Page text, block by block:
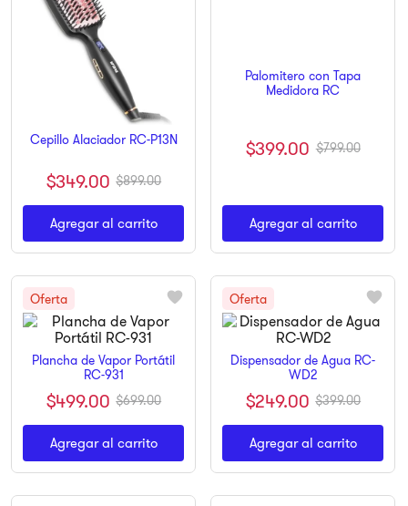
Cepillo Alaciador RC-P13N
$349.00 $899.00
Agregar al carrito
Palomitero con Tapa
Medidora RC
$399.00 $799.00
Agregar al carrito
Plancha de Vapor Portátil
RC-931
$499.00 $699.00
Agregar al carrito
Dispensador de Agua RC-
WD2
$249.00 $399.00
Agregar al carrito
ninja
pulsar